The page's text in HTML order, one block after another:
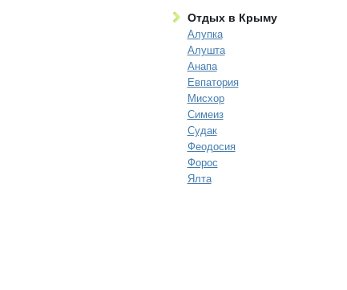
Отдых в Крыму
Алупка
Алушта
Анапа
Евпатория
Мисхор
Симеиз
Судак
Феодосия
Форос
Ялта